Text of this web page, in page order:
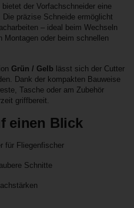
bietet der Vorfachschneider eine
präzise Schneide ermöglicht
– ideal beim Wechseln
Montagen oder beim schnellen
Grün / Gelb lässt sich der Cutter
Dank der kompakten Bauweise
Tasche oder am Zubehör
griffbereit.
einen Blick
für Fliegenfischer
Schnitte